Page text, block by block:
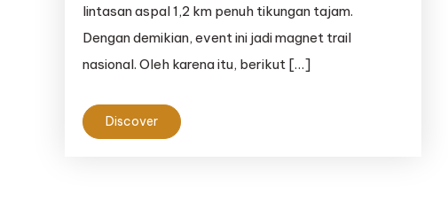
lintasan aspal 1,2 km penuh tikungan tajam.
Dengan demikian, event ini jadi magnet trail
nasional. Oleh karena itu, berikut […]
Discover